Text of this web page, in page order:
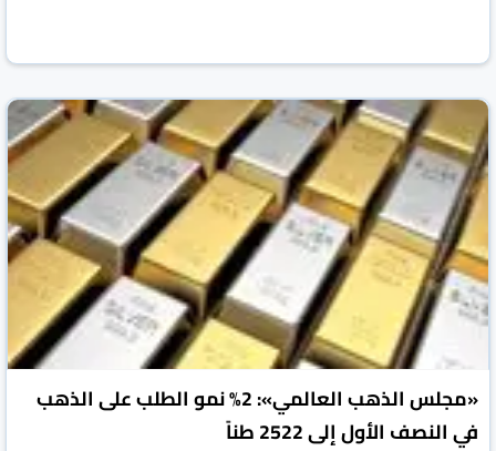
«مجلس الذهب العالمي»: 2% نمو الطلب على الذهب
في النصف الأول إلى 2522 طناً